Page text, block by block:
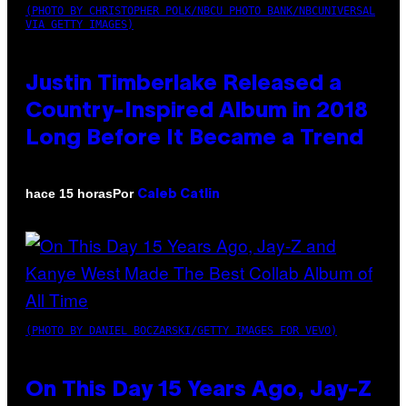
(PHOTO BY CHRISTOPHER POLK/NBCU PHOTO BANK/NBCUNIVERSAL
VIA GETTY IMAGES)
Justin Timberlake Released a
Country-Inspired Album in 2018
Long Before It Became a Trend
hace 15 horasPor Caleb Catlin
(PHOTO BY DANIEL BOCZARSKI/GETTY IMAGES FOR VEVO)
On This Day 15 Years Ago, Jay-Z